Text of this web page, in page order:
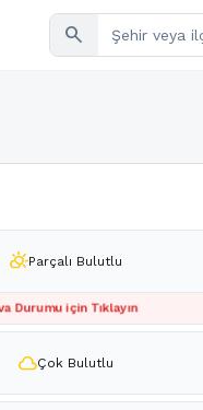
search
partly_cloudy_dayParçalı Bulutlu
Durumu için Tıklayın
cloudÇok Bulutlu